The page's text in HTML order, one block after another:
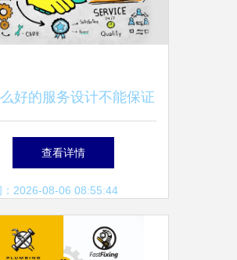
好的服务设计不能保证
顾客忠诚度？
查看详情
：2026-08-06 08:55:44